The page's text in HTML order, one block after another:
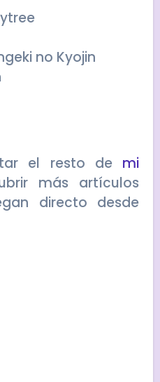
no Kyojin
el resto de mi
más artículos
directo desde